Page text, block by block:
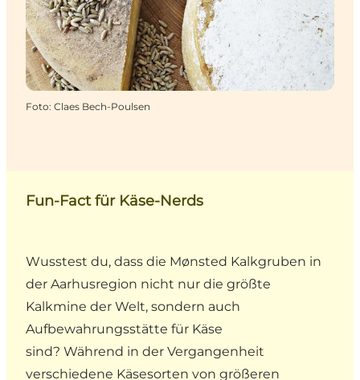
Foto: Claes Bech-Poulsen
Fun-Fact für Käse-Nerds
Wusstest du, dass die Mønsted Kalkgruben in
der Aarhusregion nicht nur die größte
Kalkmine der Welt, sondern auch
Aufbewahrungsstätte für Käse
sind? Während in der Vergangenheit
verschiedene Käsesorten von größeren